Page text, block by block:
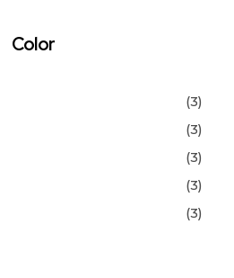
Color
(3)
(3)
(3)
(3)
(3)